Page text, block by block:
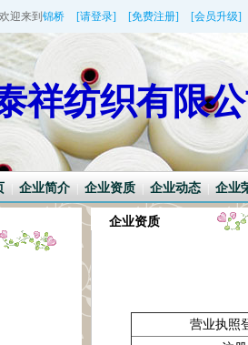
迎来到 锦桥 [请登录] [免费注册] [会员升级]
祥纺织有限
企业简介 企业资质 企业动态 企业
企业资质
营业执照